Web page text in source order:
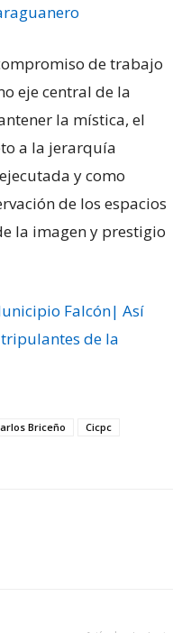
de trabajo
eje central de la
la mística, el
a la jerarquía
y como
de los espacios
la imagen y prestigio
Falcón| Así
de la
Briceño
Cicpc